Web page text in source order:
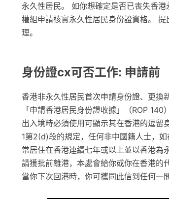
永久性居民。 如你想確定是否已喪失香
權組申請核實永久性居民身份證資格。
理。
身份證cx可否工作: 申請前
香港非永久性居民首次申請身份證、更換
「申請香港居民身份證收據」（ROP
出入境時必須使用可顯示其在香港的逗留
1第2(d)段的規定，任何非中國籍人士，
常居住在香港連續七年或以上並以香港為
請獲批前離港，本處會給你或你在香港的
當你下次回港時，你可攜同此信到任何一